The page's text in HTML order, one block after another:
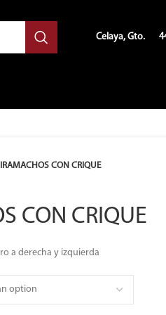
Celaya, Gto.
CON CRIQUE
CON CRIQUE
a derecha y izquierda